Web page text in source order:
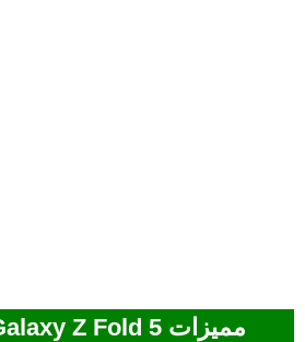
مميزات Samsung Galaxy Z Fold 5